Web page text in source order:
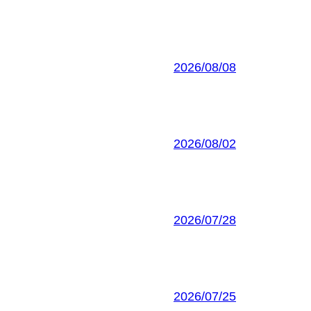
2026/08/08
2026/08/02
2026/07/28
2026/07/25